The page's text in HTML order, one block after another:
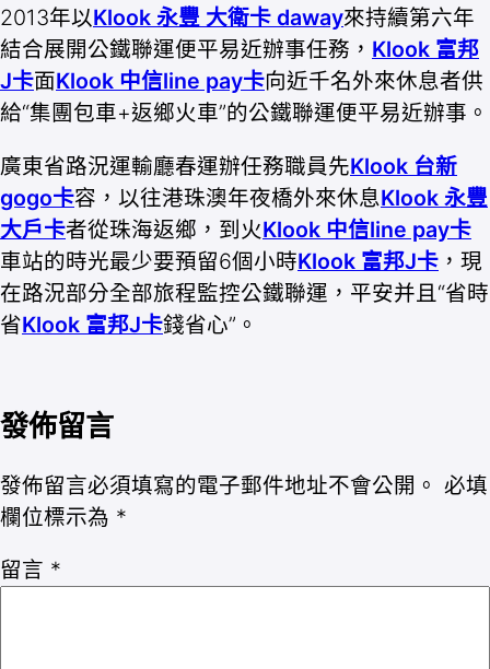
2013年以Klook 永豐 大衛卡 daway來持續第六年
結合展開公鐵聯運便平易近辦事任務， Klook 富邦
J卡面Klook 中信line pay卡向近千名外來休息者供
給“集團包車+返鄉火車”的公鐵聯運便平易近辦事。
廣東省路況運輸廳春運辦任務職員先Klook 台新
gogo卡容，以往港珠澳年夜橋外來休息Klook 永豐
大戶卡者從珠海返鄉，到火Klook 中信line pay卡
車站的時光最少要預留6個小時Klook 富邦J卡 ，現
在路況部分全部旅程監控公鐵聯運，平安并且“省時
省Klook 富邦J卡錢省心”。
發佈留言
發佈留言必須填寫的電子郵件地址不會公開。 必填
欄位標示為 *
留言 *